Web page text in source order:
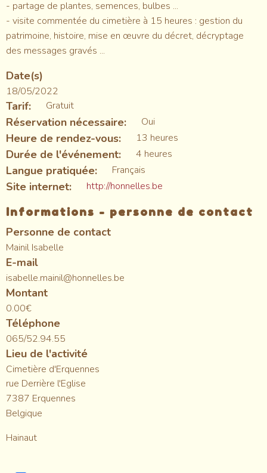
- partage de plantes, semences, bulbes ...
- visite commentée du cimetière à 15 heures : gestion du
patrimoine, histoire, mise en œuvre du décret, décryptage
des messages gravés ...
Date(s)
18/05/2022
Tarif Gratuit
Réservation nécessaire Oui
Heure de rendez-vous 13 heures
Durée de l'événement 4 heures
Langue pratiquée Français
Site internet http://honnelles.be
Informations - personne de contact
Personne de contact
Mainil Isabelle
E-mail
isabelle.mainil@honnelles.be
Montant
0.00€
Téléphone
065/52.94.55
Lieu de l'activité
Cimetière d'Erquennes
rue Derrière l'Eglise
7387 Erquennes
Belgique
Hainaut